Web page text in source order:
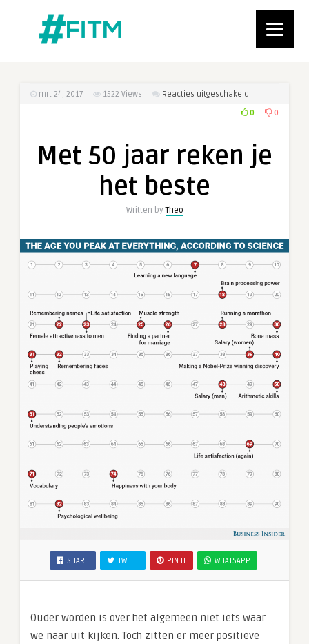
mrt 24, 2017 1522 Views Reacties uitgeschakeld
Met
reken
je
0 0
Met 50 jaar reken je
het beste
Written byTheo
SHARE TWEET PIN IT WHATSAPP
Ouder worden is over het algemeen niet iets waar
we naar uit kijken. Toch zitten er meer positieve